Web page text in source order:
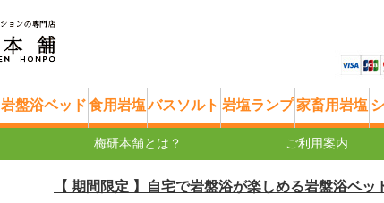
岩盤浴ベッド食用岩塩バスソルト 岩塩ランプ 家畜用岩塩
梅研本舗とは？ ご利用案内
【 期間限定 】自宅で岩盤浴が楽しめる岩盤浴ベッド購